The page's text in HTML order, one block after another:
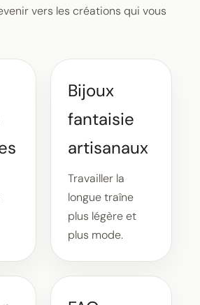
vers les créations qui vous
Bijoux
fantaisie
artisanaux
Travailler la
longue traîne
plus légère et
plus mode.